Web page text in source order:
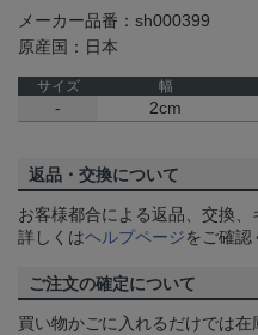
メーカー品番：sh000399
原産国：日本
サイズ 幅
- 2cm
返品・交換について
お客様都合による返品、交換、
詳しくはヘルプページをご確認
ご注文の確定について
買い物かごに入れるだけでは